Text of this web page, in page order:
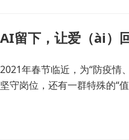
AI留下，让爱（ài）
2021年春节临近，为“防疫情
坚守岗位，还有一群特殊的“值